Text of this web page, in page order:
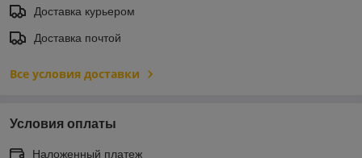
Доставка курьером
Доставка почтой
Все условия доставки
Условия оплаты
Наложенный платеж